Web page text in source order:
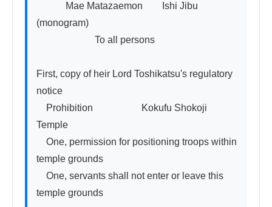
Mae Matazaemon　　Ishi Jibu
(monogram)
To all persons
First, copy of heir Lord Toshikatsu's regulatory
notice
Prohibition　　　　　Kokufu Shokoji
Temple
One, permission for positioning troops within
temple grounds
One, servants shall not enter or leave this
temple grounds